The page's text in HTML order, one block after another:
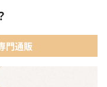
プ［日本限定ピンクゴ
門通販